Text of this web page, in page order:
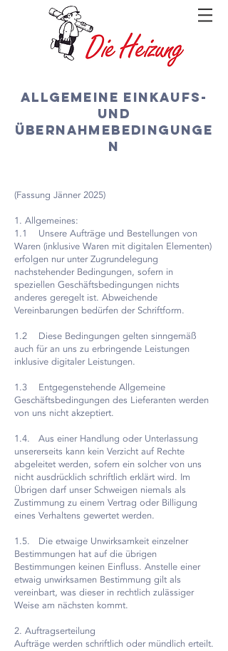
Allgemeine Einkaufs-
und
Übernahmebedingunge
n
(Fassung Jänner 2025)
1. Allgemeines:
1.1 Unsere Aufträge und Bestellungen von
Waren (inklusive Waren mit digitalen Elementen)
erfolgen nur unter Zugrundelegung
nachstehender Bedingungen, sofern in
speziellen Geschäftsbedingungen nichts
anderes geregelt ist. Abweichende
Vereinbarungen bedürfen der Schriftform.
1.2 Diese Bedingungen gelten sinngemäß
auch für an uns zu erbringende Leistungen
inklusive digitaler Leistungen.
1.3 Entgegenstehende Allgemeine
Geschäftsbedingungen des Lieferanten werden
von uns nicht akzeptiert.
1.4. Aus einer Handlung oder Unterlassung
unsererseits kann kein Verzicht auf Rechte
abgeleitet werden, sofern ein solcher von uns
nicht ausdrücklich schriftlich erklärt wird. Im
Übrigen darf unser Schweigen niemals als
Zustimmung zu einem Vertrag oder Billigung
eines Verhaltens gewertet werden.
1.5. Die etwaige Unwirksamkeit einzelner
Bestimmungen hat auf die übrigen
Bestimmungen keinen Einfluss. Anstelle einer
etwaig unwirksamen Bestimmung gilt als
vereinbart, was dieser in rechtlich zulässiger
Weise am nächsten kommt.
2. Auftragserteilung
Aufträge werden schriftlich oder mündlich erteilt.